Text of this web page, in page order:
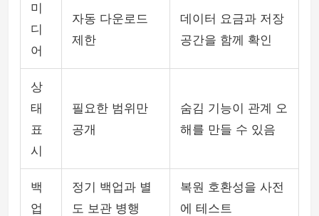
미
디
어
자동 다운로드
제한
데이터 요금과 저장
공간을 함께 확인
상
태
표
시
필요한 범위만
공개
숨김 기능이 관계 오
해를 만들 수 있음
백
업
정기 백업과 별
도 보관 병행
복원 호환성을 사전
에 테스트